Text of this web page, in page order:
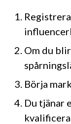
Om du
Börja
Du tjänar